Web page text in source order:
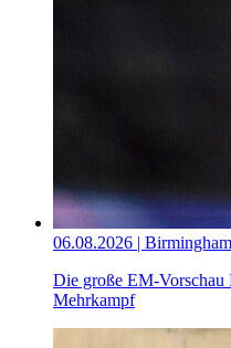
06.08.2026 |
Die große EM-Vorschau
Mehrkampf